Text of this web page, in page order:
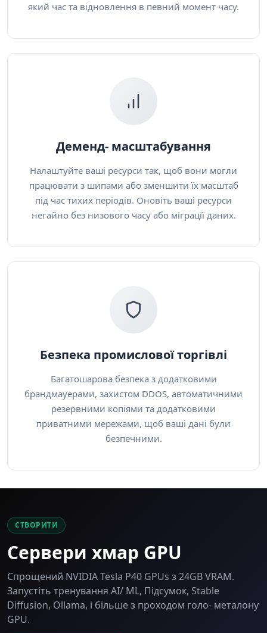
який час та відновлення в певний момент часу.
Деменд- масштабування
Налаштуйте ваші ресурси так, щоб вони могли
працювати з шипами або зменшити їх масштаб
під час тихих періодів. Оновіть ваші ресурси
негайно без низового часу або міграції даних.
Безпека промислової торгівлі
Багатошарова безпека з додатковими
брандмауерами, захистом DDOS, автоматичними
резервними копіями та додатковими
приватними мережами, щоб ваші дані були
безпечними.
СТВОРИТИ
Сервери хмар GPU
Спрощений NVIDIA Tesla P40 GPUs з 24GB VRAM.
Запустіть тренування AI/ ML, Підсумок, Stable
Diffusion, Ollama, і більше з проходом голо- металону
GPU.